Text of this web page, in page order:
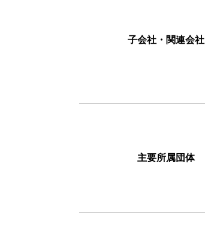
子会社・関連会社
主要所属団体